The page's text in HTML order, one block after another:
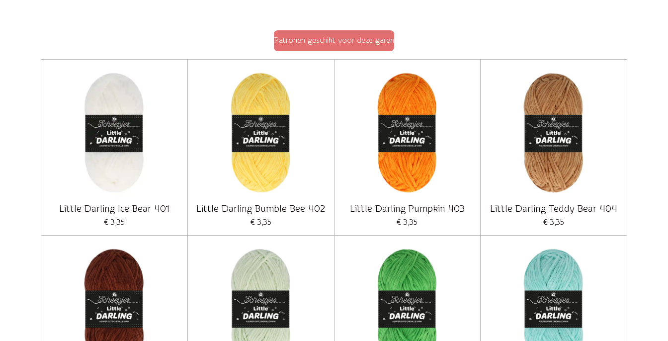
Patronen geschikt voor deze garen
Little Darling Ice Bear 401
€ 3,35
Little Darling Bumble Bee 402
€ 3,35
Little Darling Pumpkin 403
€ 3,35
Little Darling Teddy Bear 404
€ 3,35